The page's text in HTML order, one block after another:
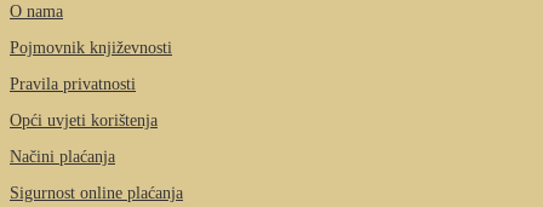
O nama
Pojmovnik književnosti
Pravila privatnosti
Opći uvjeti korištenja
Načini plaćanja
Sigurnost online plaćanja